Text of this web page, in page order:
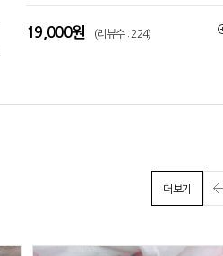
19,000원 (리뷰수 : 224)
더보기